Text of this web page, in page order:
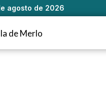
agosto de 2026